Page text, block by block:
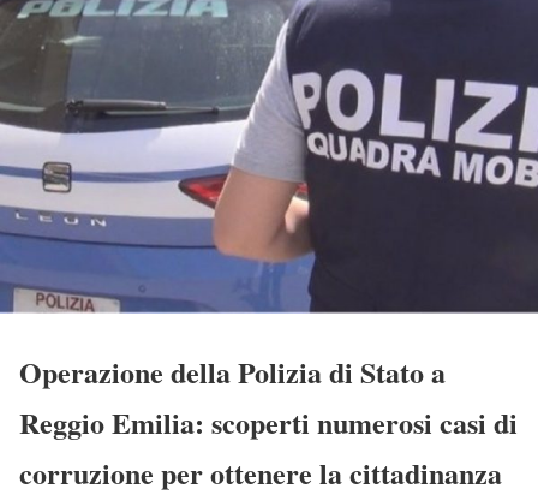
Operazione della Polizia di Stato a
Reggio Emilia: scoperti numerosi casi di
corruzione per ottenere la cittadinanza